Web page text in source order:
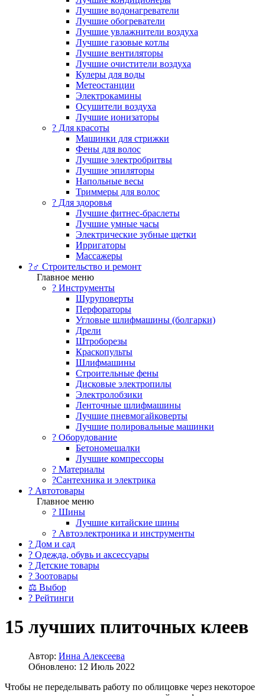
Лучшие водонагреватели
Лучшие обогреватели
Лучшие увлажнители воздуха
Лучшие газовые котлы
Лучшие вентиляторы
Лучшие очистители воздуха
Кулеры для воды
Метеостанции
Электрокамины
Осушители воздуха
Лучшие ионизаторы
? Для красоты
Машинки для стрижки
Фены для волос
Лучшие электробритвы
Лучшие эпиляторы
Напольные весы
Триммеры для волос
? Для здоровья
Лучшие фитнес-браслеты
Лучшие умные часы
Электрические зубные щетки
Ирригаторы
Массажеры
?‍♂️ Строительство и ремонт
Главное меню
?️ Инструменты
Шуруповерты
Перфораторы
Угловые шлифмашины (болгарки)
Дрели
Штроборезы
Краскопульты
Шлифмашины
Строительные фены
Дисковые электропилы
Электролобзики
Ленточные шлифмашины
Лучшие пневмогайковерты
Лучшие полировальные машинки
?️ Оборудование
Бетономешалки
Лучшие компрессоры
? Материалы
?Сантехника и электрика
? Автотовары
Главное меню
? Шины
Лучшие китайские шины
? Автоэлектроника и инструменты
? Дом и сад
? Одежда, обувь и аксессуары
? Детские товары
? Зоотовары
⚖ Выбор
? Рейтинги
15 лучших плиточных клеев
Автор: Инна Алексеева
Обновлено: 12 Июль 2022
Чтобы не переделывать работу по облицовке через некоторое